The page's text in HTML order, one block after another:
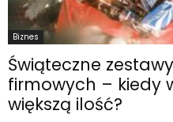
Biznes
Świąteczne
firmowych – kiedy
większą ilość?